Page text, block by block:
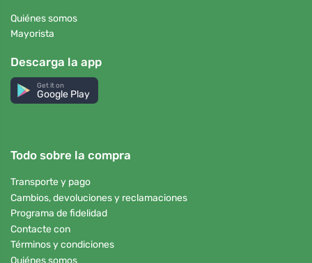
Quiénes somos
Mayorista
Descarga la app
Get it on
Google Play
Todo sobre la compra
Transporte y pago
Cambios, devoluciones y reclamaciones
Programa de fidelidad
Contacte con
Términos y condiciones
Quiénes somos